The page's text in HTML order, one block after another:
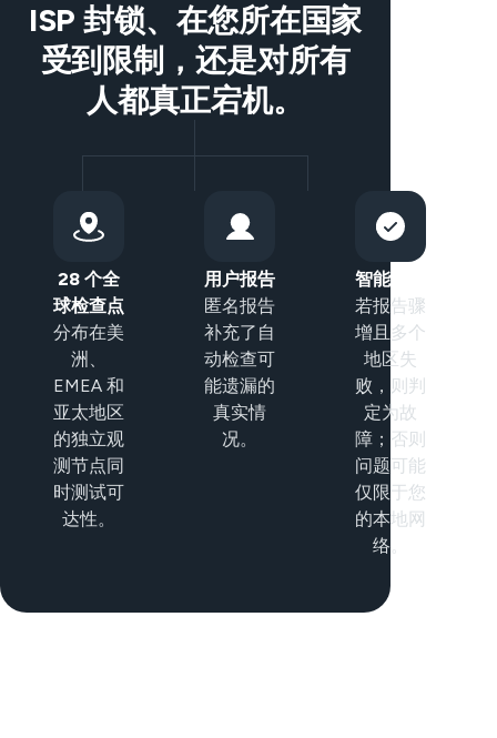
ISP 封锁、在您所在国家
受到限制，还是对所有
人都真正宕机。
28 个全
球检查点
分布在美
洲、
EMEA 和
亚太地区
的独立观
测节点同
时测试可
达性。
用户报告
匿名报告
补充了自
动检查可
能遗漏的
真实情
况。
智能分类
若报告骤
增且多个
地区失
败，则判
定为故
障；否则
问题可能
仅限于您
的本地网
络。